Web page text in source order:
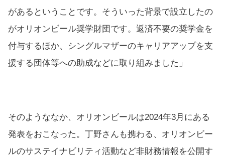
があるということです。そういった背景で設立したの
がオリオンビール奨学財団です。返済不要の奨学金を
付与するほか、シングルマザーのキャリアアップを支
援する団体等への助成などに取り組みました」
そのようななか、オリオンビールは2024年3月にある
発表をおこなった。丁野さんも携わる、オリオンビー
ルのサステイナビリティ活動など非財務情報を公開す